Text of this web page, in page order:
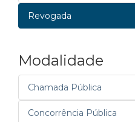
Revogada
Modalidade
Chamada Pública
Concorrência Pública